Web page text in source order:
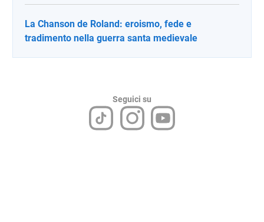
La Chanson de Roland: eroismo, fede e
tradimento nella guerra santa medievale
Seguici su